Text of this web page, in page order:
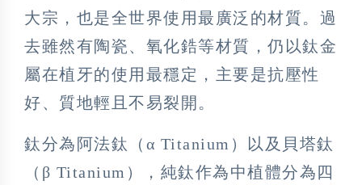
大宗，也是全世界使用最廣泛的材質。過
去雖然有陶瓷、氧化鋯等材質，仍以鈦金
屬在植牙的使用最穩定，主要是抗壓性
好、質地輕且不易裂開。
鈦分為阿法鈦（α Titanium）以及貝塔鈦
（β Titanium），純鈦作為中植體分為四